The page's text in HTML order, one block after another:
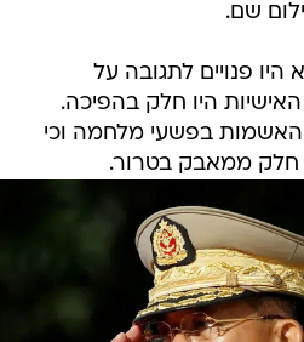
שם.
היו פנויים לתגובה על
היו חלק בהפיכה.
בפשעי מלחמה וכי
חלק ממאבק בטרור.